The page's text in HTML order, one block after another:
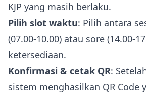
KJP yang masih berlaku.
Pilih slot waktu: Pilih antara
(07.00‑10.00) atau sore
ketersediaan.
Konfirmasi & cetak QR:
sistem menghasilkan QR Code